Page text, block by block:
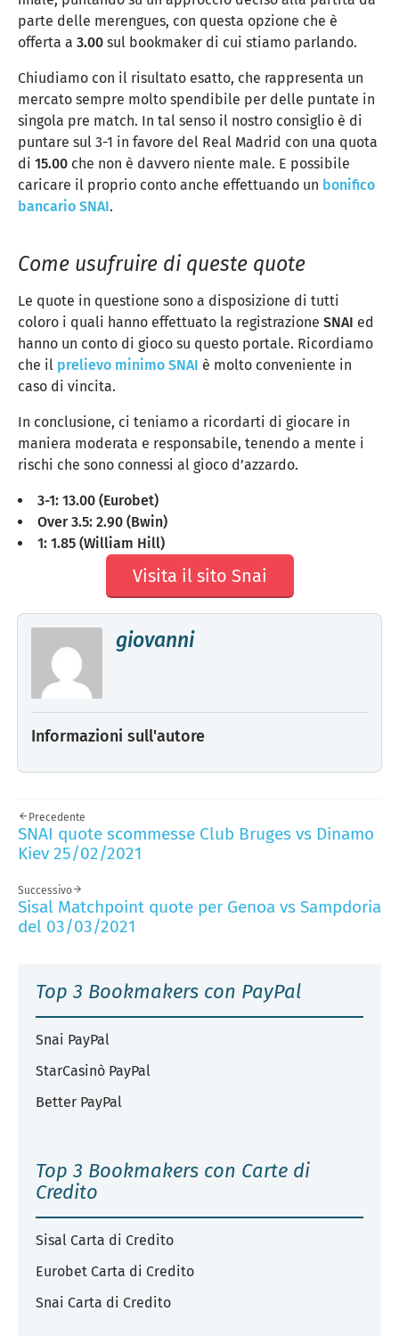
parte delle merengues, con questa opzione che è
offerta a 3.00 sul bookmaker di cui stiamo parlando.
Chiudiamo con il risultato esatto, che rappresenta un
mercato sempre molto spendibile per delle puntate in
singola pre match. In tal senso il nostro consiglio è di
puntare sul 3-1 in favore del Real Madrid con una quota
di 15.00 che non è davvero niente male. E possibile
caricare il proprio conto anche effettuando un bonifico
bancario SNAI.
Come usufruire di queste quote
Le quote in questione sono a disposizione di tutti
coloro i quali hanno effettuato la registrazione SNAI ed
hanno un conto di gioco su questo portale. Ricordiamo
che il prelievo minimo SNAI è molto conveniente in
caso di vincita.
In conclusione, ci teniamo a ricordarti di giocare in
maniera moderata e responsabile, tenendo a mente i
rischi che sono connessi al gioco d’azzardo.
3-1: 13.00 (Eurobet)
Over 3.5: 2.90 (Bwin)
1: 1.85 (William Hill)
Visita il sito Snai
giovanni
Informazioni sull'autore
Precedente
SNAI quote scommesse Club Bruges vs Dinamo
Kiev 25/02/2021
Successivo
Sisal Matchpoint quote per Genoa vs Sampdoria
del 03/03/2021
Top 3 Bookmakers con PayPal
Snai PayPal
StarCasinò PayPal
Better PayPal
Top 3 Bookmakers con Carte di
Credito
Sisal Carta di Credito
Eurobet Carta di Credito
Snai Carta di Credito